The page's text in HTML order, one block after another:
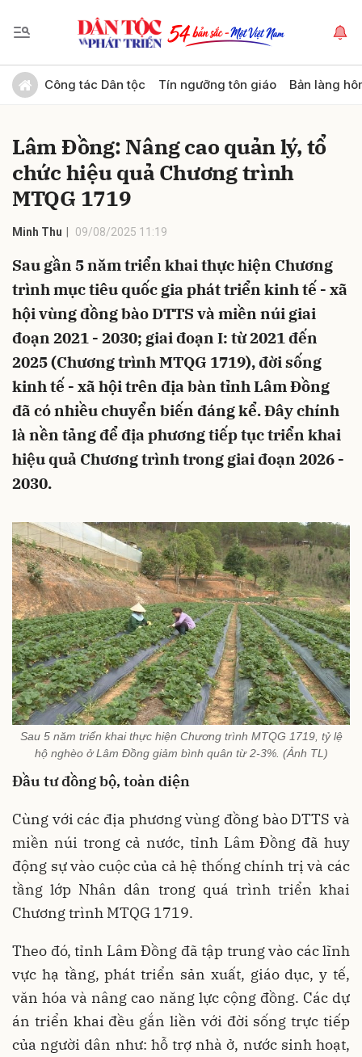
Công tác Dân tộc Tín ngưỡng tôn giáo Bản làng
Lâm Đồng: Nâng cao quản lý, tổ
chức hiệu quả Chương trình
MTQG 1719
Minh Thu 09/08/2025 11:19
Sau gần 5 năm triển khai thực hiện Chương
trình mục tiêu quốc gia phát triển kinh tế - xã
hội vùng đồng bào DTTS và miền núi giai
đoạn 2021 - 2030; giai đoạn I: từ 2021 đến
2025 (Chương trình MTQG 1719), đời sống
kinh tế - xã hội trên địa bàn tỉnh Lâm Đồng
đã có nhiều chuyển biến đáng kể. Đây chính
là nền tảng để địa phương tiếp tục triển khai
hiệu quả Chương trình trong giai đoạn 2026 -
2030.
Sau 5 năm triển khai thực hiện Chương trình MTQG 1719, tỷ lệ
hộ nghèo ở Lâm Đồng giảm bình quân từ 2-3%. (Ảnh TL)
Đầu tư đồng bộ, toàn diện
Cùng với các địa phương vùng đồng bào DTTS và
miền núi trong cả nước, tỉnh Lâm Đồng đã huy
động sự vào cuộc của cả hệ thống chính trị và các
tầng lớp Nhân dân trong quá trình triển khai
Chương trình MTQG 1719.
Theo đó, tỉnh Lâm Đồng đã tập trung vào các lĩnh
vực hạ tầng, phát triển sản xuất, giáo dục, y tế,
văn hóa và nâng cao năng lực cộng đồng. Các dự
án triển khai đều gắn liền với đời sống trực tiếp
của người dân như: hỗ trợ nhà ở, nước sinh hoạt,
Gửi bình luận